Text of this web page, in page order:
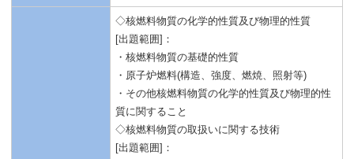
◇核燃料物質の化学的性質及び物理的性質
[出題範囲]：
・核燃料物質の基礎的性質
・原子炉燃料(構造、強度、燃焼、照射等)
・その他核燃料物質の化学的性質及び物理的性
質に関すること
◇核燃料物質の取扱いに関する技術
[出題範囲]：